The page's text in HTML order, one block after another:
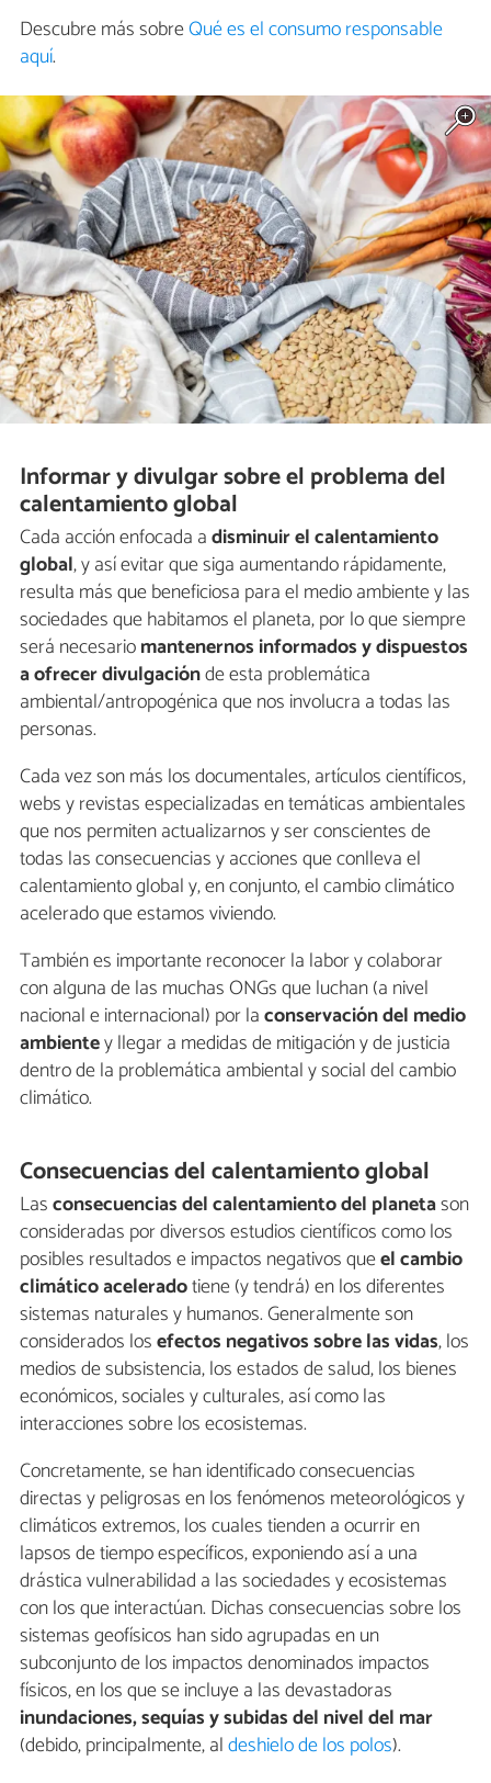
Descubre más sobreQué es el consumo responsable
aquí.
Informar y divulgar sobre el problema del
calentamiento global
Cada acción enfocada adisminuir el calentamiento
global, y así evitar que siga aumentando rápidamente,
resulta más que beneficiosa para el medio ambiente y las
sociedades que habitamos el planeta, por lo que siempre
será necesariomantenernos informados y dispuestos
a ofrecer divulgaciónde esta problemática
ambiental/antropogénica que nos involucra a todas las
personas.
Cada vez son más los documentales, artículos científicos,
webs y revistas especializadas en temáticas ambientales
que nos permiten actualizarnos y ser conscientes de
todas las consecuencias y acciones que conlleva el
calentamiento global y, en conjunto, el cambio climático
acelerado que estamos viviendo.
También es importante reconocer la labor y colaborar
con alguna de las muchas ONGs que luchan (a nivel
nacional e internacional) por laconservación del medio
ambientey llegar a medidas de mitigación y de justicia
dentro de la problemática ambiental y social del cambio
climático.
Consecuencias del calentamiento global
Lasconsecuencias del calentamiento del planetason
consideradas por diversos estudios científicos como los
posibles resultados e impactos negativos queel cambio
climático aceleradotiene (y tendrá) en los diferentes
sistemas naturales y humanos. Generalmente son
considerados losefectos negativos sobre las vidas, los
medios de subsistencia, los estados de salud, los bienes
económicos, sociales y culturales, así como las
interacciones sobre los ecosistemas.
Concretamente, se han identificado consecuencias
directas y peligrosas en los fenómenos meteorológicos y
climáticos extremos, los cuales tienden a ocurrir en
lapsos de tiempo específicos, exponiendo así a una
drástica vulnerabilidad a las sociedades y ecosistemas
con los que interactúan. Dichas consecuencias sobre los
sistemas geofísicos han sido agrupadas en un
subconjunto de los impactos denominados impactos
físicos, en los que se incluye a las devastadoras
inundaciones, sequías y subidas del nivel del mar
(debido, principalmente, aldeshielo de los polos).